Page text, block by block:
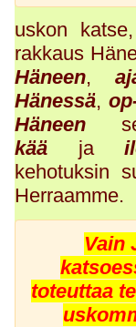
uskon
rakkaus
Häneen,
Hänessä,
Häneen
kää ja
kehotuksin
Herraamme.
Vain
toteuttaa